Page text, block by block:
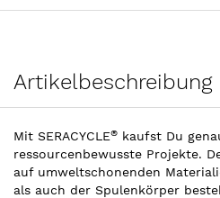
Artikelbeschreibung
Mit SERACYCLE® kaufst Du
ressourcenbewusste Projekte.
auf umweltschonenden
als auch der Spulenkörper